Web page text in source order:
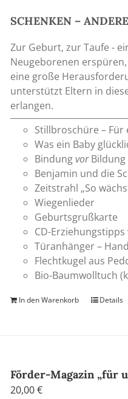
SCHENKEN –
Zur Geburt, zur Taufe -
Neugeborenen
eine große
unterstützt Eltern in
erlangen.
Stillbroschüre –
Was ein Baby
BindungvorBildung
Benjamin und die
Zeitstrahl „So
Wiegenlieder
Geburtsgrußkarte
CD-Erziehungstipps
Türanhänger –
Flechtkugel aus
Bio-Baumwolltuch
In den Warenkorb Details
Förder-Magazin „für
20,00€